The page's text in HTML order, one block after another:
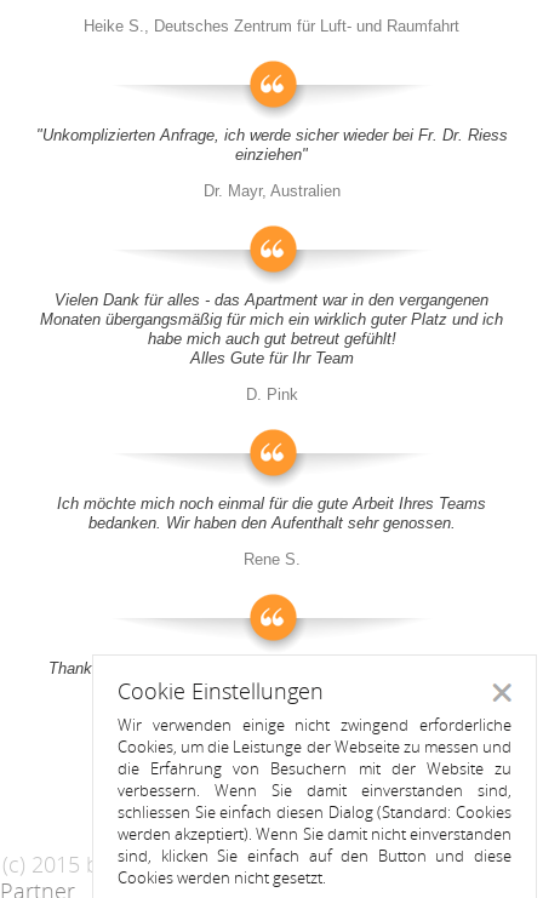
Heike S., Deutsches Zentrum für Luft- und Raumfahrt
"Unkomplizierten Anfrage, ich werde sicher wieder bei Fr. Dr. Riess
einziehen"
Dr. Mayr, Australien
Vielen Dank für alles - das Apartment war in den vergangenen
Monaten übergangsmäßig für mich ein wirklich guter Platz und ich
habe mich auch gut betreut gefühlt!
Alles Gute für Ihr Team
D. Pink
Ich möchte mich noch einmal für die gute Arbeit Ihres Teams
bedanken. Wir haben den Aufenthalt sehr genossen.
Rene S.
Thank you all for your support! It was a pleasure to stay at your
apartment
Anitah S.
(c) 2015 by Riess Apartments
Partner
AGB Datenschutzerklärung
Cookie Einstellungen
Wir verwenden einige nicht zwingend erforderliche
Cookies, um die Leistunge der Webseite zu messen und
die Erfahrung von Besuchern mit der Website zu
verbessern. Wenn Sie damit einverstanden sind,
schliessen Sie einfach diesen Dialog (Standard: Cookies
werden akzeptiert). Wenn Sie damit nicht einverstanden
sind, klicken Sie einfach auf den Button und diese
Cookies werden nicht gesetzt.